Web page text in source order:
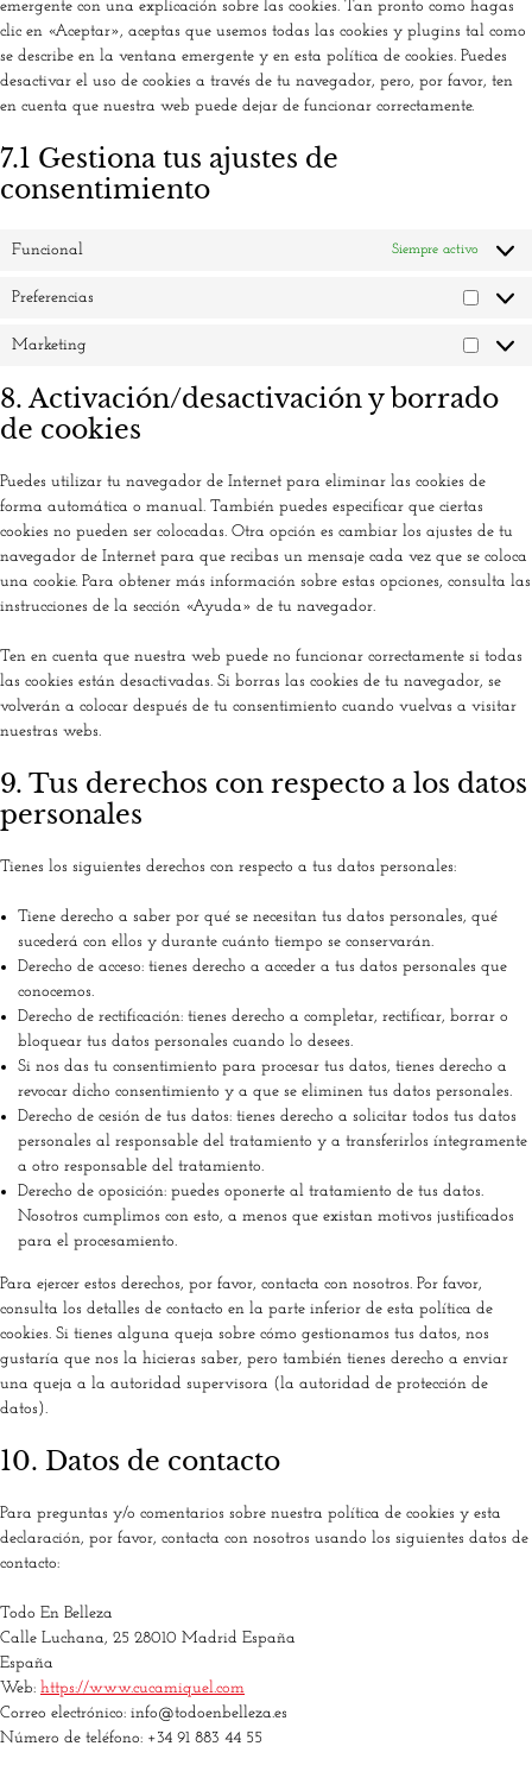
emergente con una explicación sobre las cookies. Tan pronto como hagas
clic en «Aceptar», aceptas que usemos todas las cookies y plugins tal como
se describe en la ventana emergente y en esta política de cookies. Puedes
desactivar el uso de cookies a través de tu navegador, pero, por favor, ten
en cuenta que nuestra web puede dejar de funcionar correctamente.
7.1 Gestiona tus ajustes de
consentimiento
Funcional Siempre activo
Preferencias
Marketing
8. Activación/desactivación y borrado
de cookies
Puedes utilizar tu navegador de Internet para eliminar las cookies de
forma automática o manual. También puedes especificar que ciertas
cookies no pueden ser colocadas. Otra opción es cambiar los ajustes de tu
navegador de Internet para que recibas un mensaje cada vez que se coloca
una cookie. Para obtener más información sobre estas opciones, consulta las
instrucciones de la sección «Ayuda» de tu navegador.
Ten en cuenta que nuestra web puede no funcionar correctamente si todas
las cookies están desactivadas. Si borras las cookies de tu navegador, se
volverán a colocar después de tu consentimiento cuando vuelvas a visitar
nuestras webs.
9. Tus derechos con respecto a los datos
personales
Tienes los siguientes derechos con respecto a tus datos personales:
Tiene derecho a saber por qué se necesitan tus datos personales, qué
sucederá con ellos y durante cuánto tiempo se conservarán.
Derecho de acceso: tienes derecho a acceder a tus datos personales que
conocemos.
Derecho de rectificación: tienes derecho a completar, rectificar, borrar o
bloquear tus datos personales cuando lo desees.
Si nos das tu consentimiento para procesar tus datos, tienes derecho a
revocar dicho consentimiento y a que se eliminen tus datos personales.
Derecho de cesión de tus datos: tienes derecho a solicitar todos tus datos
personales al responsable del tratamiento y a transferirlos íntegramente
a otro responsable del tratamiento.
Derecho de oposición: puedes oponerte al tratamiento de tus datos.
Nosotros cumplimos con esto, a menos que existan motivos justificados
para el procesamiento.
Para ejercer estos derechos, por favor, contacta con nosotros. Por favor,
consulta los detalles de contacto en la parte inferior de esta política de
cookies. Si tienes alguna queja sobre cómo gestionamos tus datos, nos
gustaría que nos la hicieras saber, pero también tienes derecho a enviar
una queja a la autoridad supervisora (la autoridad de protección de
datos).
10. Datos de contacto
Para preguntas y/o comentarios sobre nuestra política de cookies y esta
declaración, por favor, contacta con nosotros usando los siguientes datos de
contacto:
Todo En Belleza
Calle Luchana, 25 28010 Madrid España
España
Web: https://www.cucamiquel.com
Correo electrónico: info@todoenbelleza.es
Número de teléfono: +34 91 883 44 55